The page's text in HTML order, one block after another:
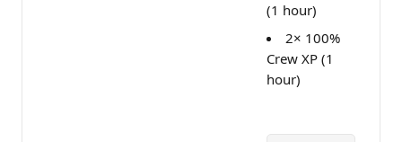
(1 hour)
2× 100%
Crew XP (1
hour)